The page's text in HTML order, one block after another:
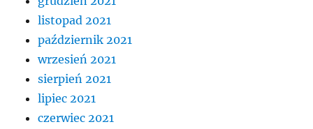
listopad 2021
październik 2021
wrzesień 2021
sierpień 2021
lipiec 2021
czerwiec 2021